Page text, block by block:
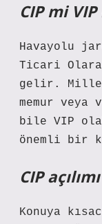
CIP mi
Havayolu
Ticari
gelir.
memur
bile VIP
önemli bir
CIP
Konuya